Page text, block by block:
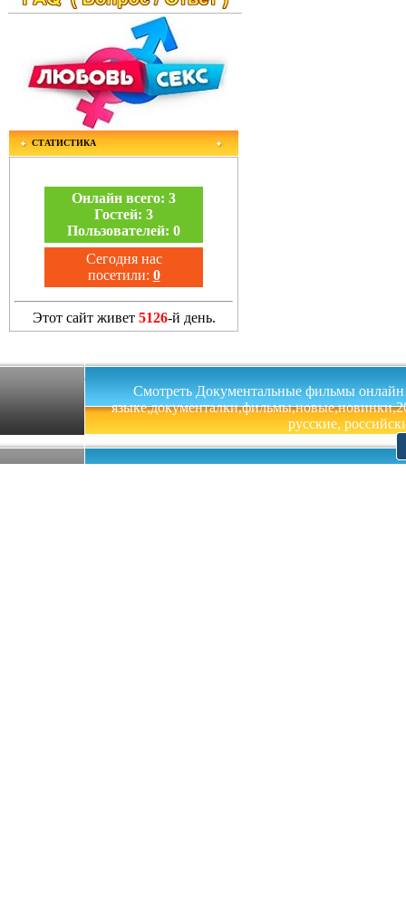
СТАТИСТИКА
Онлайн всего: 3
Гостей: 3
Пользователей: 0
Сегодня нас
посетили: 0
Этот сайт живет 5126-й день.
Смотреть Документальные фильмы онлайн
русские,